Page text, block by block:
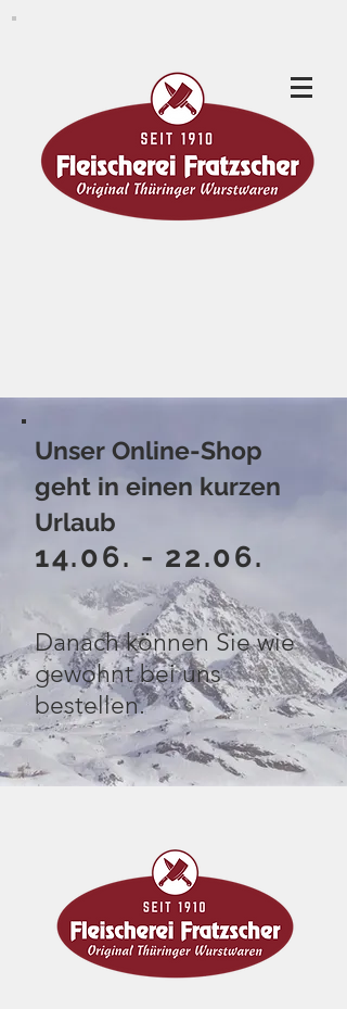
Unser Online-Shop
geht in einen kurzen
Urlaub
14.06. - 22.06.
Danach können Sie wie
gewohnt bei uns
bestellen.